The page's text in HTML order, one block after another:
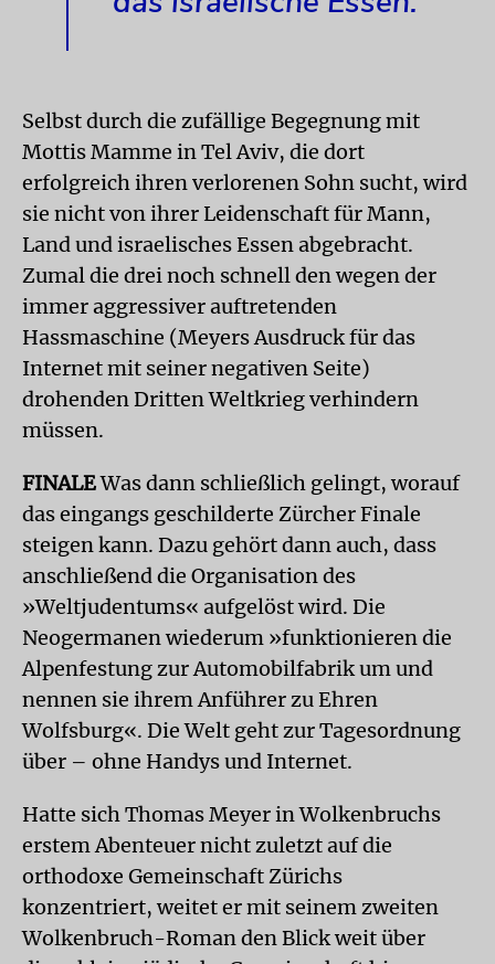
Selbst durch die zufällige Begegnung mit
Mottis Mamme in Tel Aviv, die dort
erfolgreich ihren verlorenen Sohn sucht, wird
sie nicht von ihrer Leidenschaft für Mann,
Land und israelisches Essen abgebracht.
Zumal die drei noch schnell den wegen der
immer aggressiver auftretenden
Hassmaschine (Meyers Ausdruck für das
Internet mit seiner negativen Seite)
drohenden Dritten Weltkrieg verhindern
müssen.
FINALEWas dann schließlich gelingt, worauf
das eingangs geschilderte Zürcher Finale
steigen kann. Dazu gehört dann auch, dass
anschließend die Organisation des
»Weltjudentums« aufgelöst wird. Die
Neogermanen wiederum »funktionieren die
Alpenfestung zur Automobilfabrik um und
nennen sie ihrem Anführer zu Ehren
Wolfsburg«. Die Welt geht zur Tagesordnung
über – ohne Handys und Internet.
Hatte sich Thomas Meyer in Wolkenbruchs
erstem Abenteuer nicht zuletzt auf die
orthodoxe Gemeinschaft Zürichs
konzentriert, weitet er mit seinem zweiten
Wolkenbruch-Roman den Blick weit über